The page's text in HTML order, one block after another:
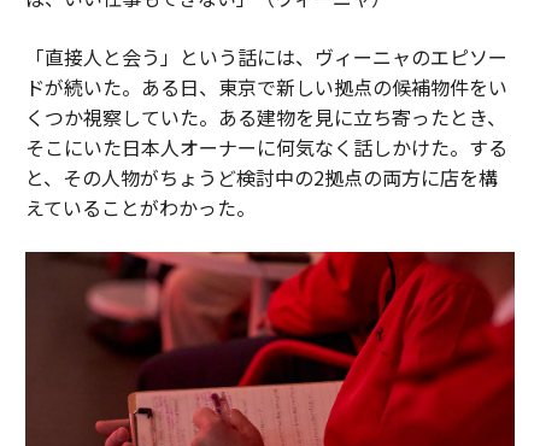
「直接人と会う」という話には、ヴィーニャのエピソー
ドが続いた。ある日、東京で新しい拠点の候補物件をい
くつか視察していた。ある建物を見に立ち寄ったとき、
そこにいた日本人オーナーに何気なく話しかけた。する
と、その人物がちょうど検討中の2拠点の両方に店を構
えていることがわかった。